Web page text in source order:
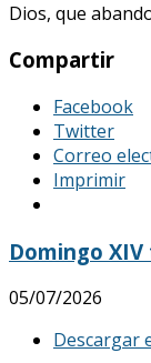
Dios, que
Compartir
Facebook
Twitter
Correo
Imprimir
Domingo
05/07/2026
Descargar